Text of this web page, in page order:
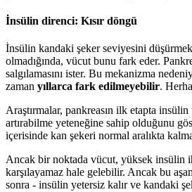
İnsülin direnci: Kısır döngü
İnsülin kandaki şeker seviyesini
olmadığında, vücut bunu fark eder.
salgılamasını ister. Bu mekanizma
zaman yıllarca fark edilmeyebilir.
Araştırmalar, pankreasın ilk etapta
artırabilme yeteneğine sahip olduğunu
içerisinde kan şekeri normal aralıkta
Ancak bir noktada vücut, yüksek insülin
karşılayamaz hale gelebilir. Ancak bu
sonra - insülin yetersiz kalır ve kandaki